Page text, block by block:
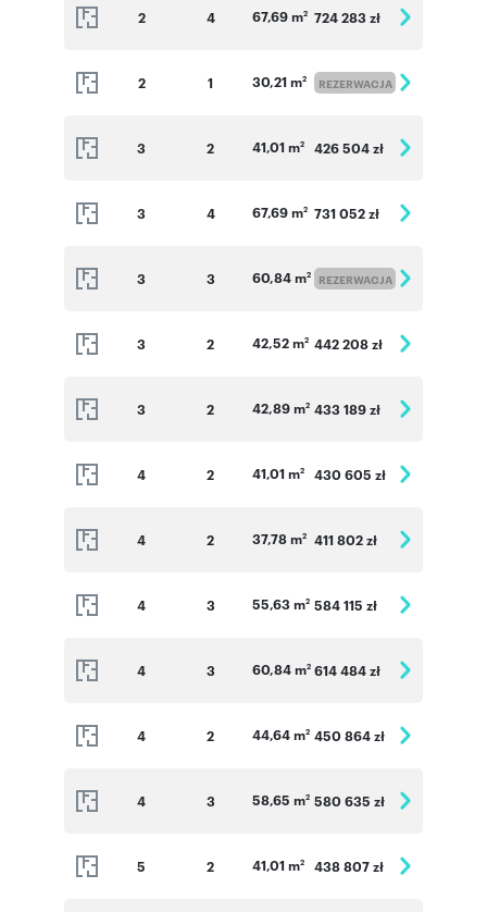
2 4 67,69 m2 724 283 zł
2 1 30,21 m2 REZERWACJA
3 2 41,01 m2 426 504 zł
3 4 67,69 m2 731 052 zł
3 3 60,84 m2 REZERWACJA
3 2 42,52 m2 442 208 zł
3 2 42,89 m2 433 189 zł
4 2 41,01 m2 430 605 zł
4 2 37,78 m2 411 802 zł
4 3 55,63 m2 584 115 zł
4 3 60,84 m2 614 484 zł
4 2 44,64 m2 450 864 zł
4 3 58,65 m2 580 635 zł
5 2 41,01 m2 438 807 zł